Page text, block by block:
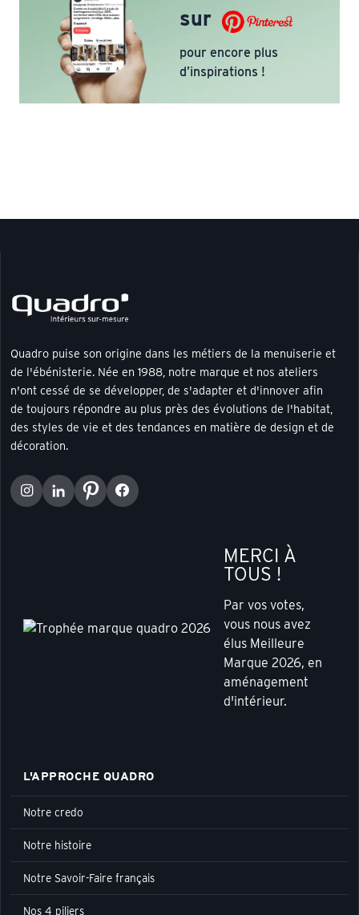
sur
pour encore plus
d’inspirations !
Quadro puise son origine dans les métiers de la menuiserie et
de l'ébénisterie. Née en 1988, notre marque et nos ateliers
n'ont cessé de se développer, de s'adapter et d'innover afin
de toujours répondre au plus près des évolutions de l'habitat,
des styles de vie et des tendances en matière de design et de
décoration.
MERCI À
TOUS !
Par vos votes,
vous nous avez
élus Meilleure
Marque 2026, en
aménagement
d'intérieur.
L'APPROCHE QUADRO
Notre credo
Notre histoire
Notre Savoir-Faire français
Nos 4 piliers